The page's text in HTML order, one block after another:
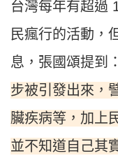
台灣每年有超過
民瘋行的活動，
息，張國頌提到
步被引發出來，
臟疾病等，加上
並不知道自己其